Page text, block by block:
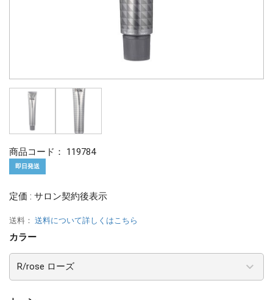
商品コード： 119784
即日発送
定価 : サロン契約後表示
送料： 送料について詳しくはこちら
カラー